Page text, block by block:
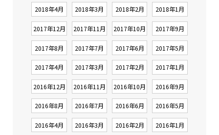
2018年4月 2018年3月 2018年2月 2018年1月
2017年12月 2017年11月 2017年10月 2017年9月
2017年8月 2017年7月 2017年6月 2017年5月
2017年4月 2017年3月 2017年2月 2017年1月
2016年12月 2016年11月 2016年10月 2016年9月
2016年8月 2016年7月 2016年6月 2016年5月
2016年4月 2016年3月 2016年2月 2016年1月